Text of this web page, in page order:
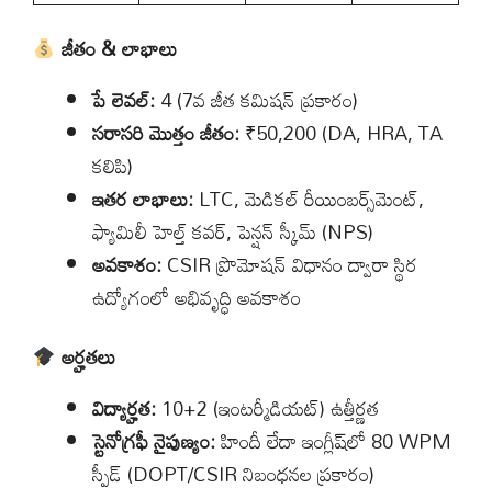
జీతం & లాభాలు
పే లెవల్:4 (7వ జీత కమిషన్ ప్రకారం)
సరాసరి మొత్తం జీతం:₹50,200 (DA, HRA, TA
కలిపి)
ఇతర లాభాలు:LTC, మెడికల్ రీయింబర్స్‌మెంట్,
ఫ్యామిలీ హెల్త్ కవర్, పెన్షన్ స్కీమ్ (NPS)
అవకాశం:CSIR ప్రొమోషన్ విధానం ద్వారా స్థిర
ఉద్యోగంలో అభివృద్ధి అవకాశం
అర్హతలు
విద్యార్హత:10+2 (ఇంటర్మీడియట్) ఉత్తీర్ణత
స్టెనోగ్రఫీ నైపుణ్యం:హిందీ లేదా ఇంగ్లీష్‌లో 80 WPM
స్పీడ్ (DOPT/CSIR నిబంధనల ప్రకారం)